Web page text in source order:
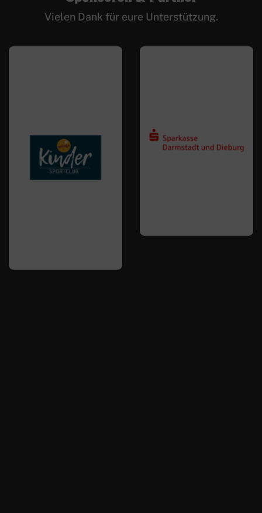
Vielen Dank für eure Unterstützung.